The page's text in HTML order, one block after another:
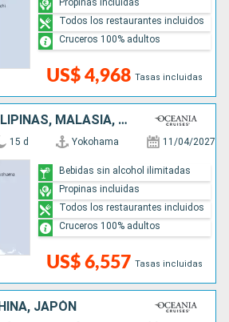
US$ 4,968 Tasas incluidas
Propinas incluidas
Todos los restaurantes incluidos
Cruceros 100% adultos
JAPÓN, TAIWÁN, FILIPINAS, MALASIA, SINGAPUR
15 d Yokohama 11/04/2027
US$ 6,557 Tasas incluidas
Bebidas sin alcohol ilimitadas
Propinas incluidas
Todos los restaurantes incluidos
Cruceros 100% adultos
JAPÓN